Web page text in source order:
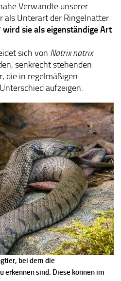
Verwandte unserer
als Unterart der Ringelnatter
wird sie als eigenständige Art
sich von Natrix natrix
senkrecht stehenden
die in regelmäßigen
aufzeigen.
bei dem die
erkennen sind. Diese können im